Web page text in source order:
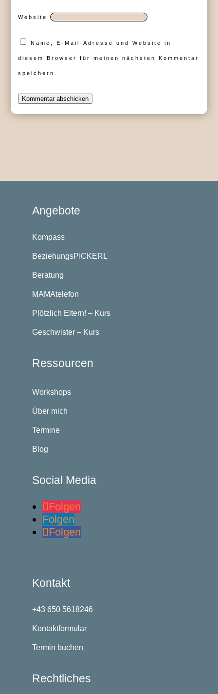
Website
Name, E-Mail-Adresse und Website in
diesem Browser für meinen nächsten Kommentar
speichern.
Kommentar abschicken
Angebote
Kompass
BeziehungsPICKERL
Beratung
MAMAtelefon
Plötzlich Eltern! – Kurs
Geschwister – Kurs
Ressourcen
Workshops
Über mich
Termine
Blog
Social Media
Folgen
Folgen
Folgen
Kontakt
+43 650 5618246
Kontaktformular
Termin buchen
Rechtliches